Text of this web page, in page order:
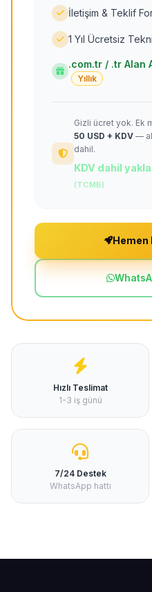
İletişim & Teklif
1 Yıl Ücretsiz
.com.tr / .tr Alan
Yıllık
Gizli ücret yok. Ek
50 USD + KDV —
dahil.
KDV dahil
(TCMB)
Hemen
Hızlı Teslimat
1-3 iş günü
7/24 Destek
WhatsApp hattı